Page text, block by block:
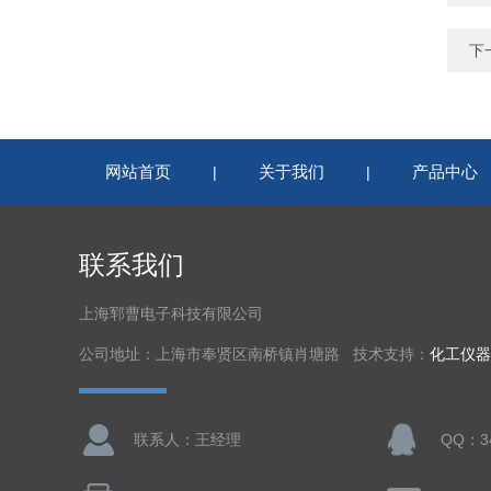
下
网站首页 | 关于我们 | 产品中心
联系我们
上海郓曹电子科技有限公司
公司地址：上海市奉贤区南桥镇肖塘路 技术支持： 化工仪
联系人：王经理 QQ：